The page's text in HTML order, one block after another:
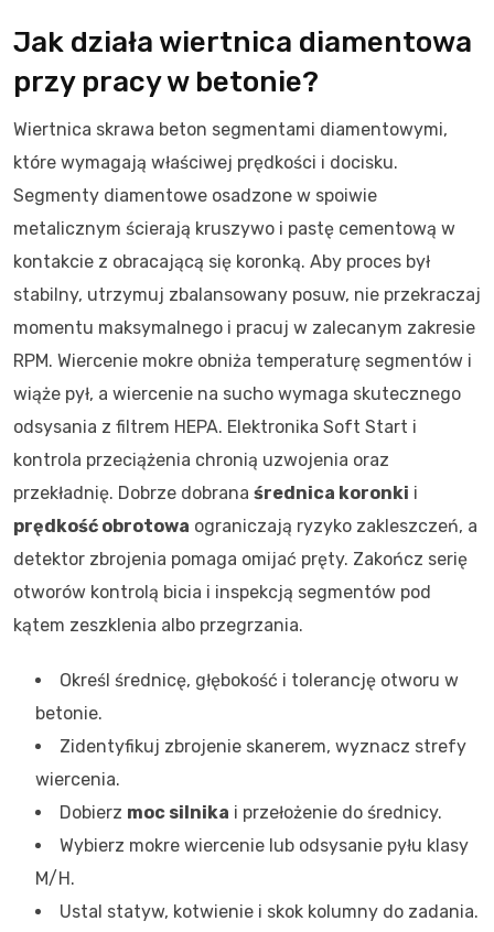
Jak działa wiertnica diamentowa
przy pracy w betonie?
Wiertnica skrawa beton segmentami diamentowymi,
które wymagają właściwej prędkości i docisku.
Segmenty diamentowe osadzone w spoiwie
metalicznym ścierają kruszywo i pastę cementową w
kontakcie z obracającą się koronką. Aby proces był
stabilny, utrzymuj zbalansowany posuw, nie przekraczaj
momentu maksymalnego i pracuj w zalecanym zakresie
RPM. Wiercenie mokre obniża temperaturę segmentów i
wiąże pył, a wiercenie na sucho wymaga skutecznego
odsysania z filtrem HEPA. Elektronika Soft Start i
kontrola przeciążenia chronią uzwojenia oraz
przekładnię. Dobrze dobrana średnica koronki i
prędkość obrotowa ograniczają ryzyko zakleszczeń, a
detektor zbrojenia pomaga omijać pręty. Zakończ serię
otworów kontrolą bicia i inspekcją segmentów pod
kątem zeszklenia albo przegrzania.
Określ średnicę, głębokość i tolerancję otworu w
betonie.
Zidentyfikuj zbrojenie skanerem, wyznacz strefy
wiercenia.
Dobierz moc silnika i przełożenie do średnicy.
Wybierz mokre wiercenie lub odsysanie pyłu klasy
M/H.
Ustal statyw, kotwienie i skok kolumny do zadania.